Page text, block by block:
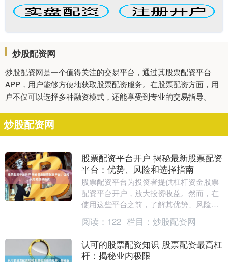
炒股配资网
炒股配资网是一个值得关注的交易平台，通过其股票配资平台
APP，用户能够方便地获取股票配资服务。在股票配资方面，用
户不仅可以选择多种融资模式，还能享受到专业的交易指导。
炒股配资网
股票配资平台开户 揭秘最新股票配资
平台：优势、风险和选择指南
股票配资平台为投资者提供杠杆资金股票
配资平台开户，放大投资收益。然而，在
使用这些平台之前，了解其优势、风险和
选择指南至关重要。 申请股票配资的过程
相对简单。投资....
阅读： 122 栏目： 炒股配资网
认可的股票配资知识 股票配资最高杠
杆：揭秘业内极限